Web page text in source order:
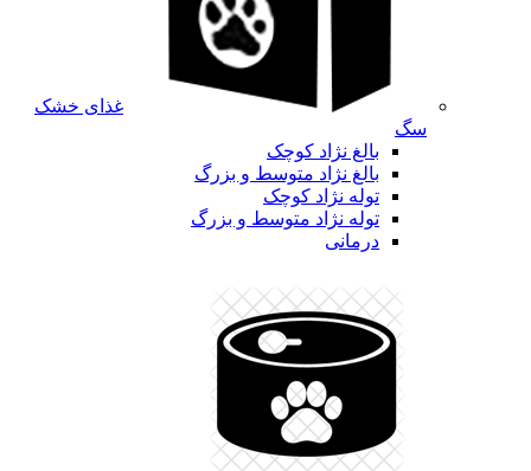
غذای خشک
سگ
بالغ نژاد کوچک
بالغ نژاد متوسط و بزرگ
توله نژاد کوچک
توله نژاد متوسط و بزرگ
درمانی